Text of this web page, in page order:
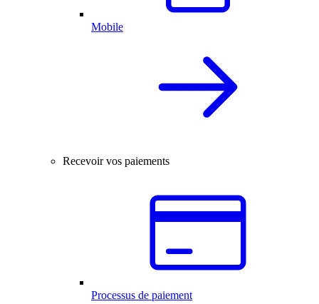
Mobile
Recevoir vos paiements
Processus de paiement